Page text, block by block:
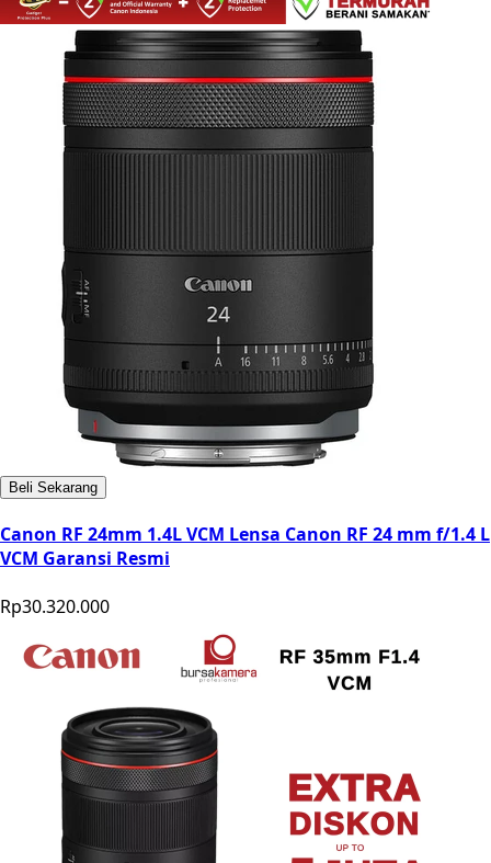
Beli Sekarang
Canon RF 24mm 1.4L VCM Lensa Canon RF 24 mm f/1.4 L
VCM Garansi Resmi
Rp30.320.000